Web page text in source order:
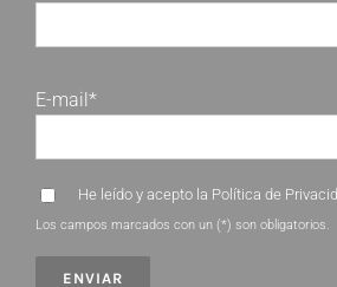
E-mail*
He leído y acepto la Política de
Los campos marcados con un (*) son obligatorios.